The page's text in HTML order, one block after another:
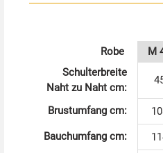
repräsentiert, die durch die
glänzenden Knöpfe noch
gründen Sie gleich eine
Handschuhe, Kreuzkette
bestellt werden.
Robe M
Schulterbreite
Naht zu Naht cm:
Brustumfang cm:
Bauchumfang cm: